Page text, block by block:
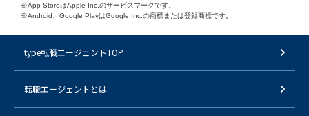
※App StoreはApple Inc.のサービスマークです。
※Android、Google PlayはGoogle Inc.の商標または登録商標です。
type転職エージェントTOP
転職エージェントとは